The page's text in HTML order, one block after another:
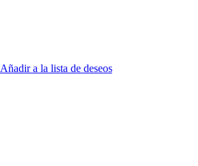
Añadir a la lista de deseos